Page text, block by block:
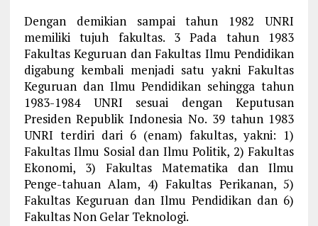
Dengan demikian sampai tahun 1982 UNRI
memiliki tujuh fakultas. 3 Pada tahun 1983
Fakultas Keguruan dan Fakultas Ilmu Pendidikan
digabung kembali menjadi satu yakni Fakultas
Keguruan dan Ilmu Pendidikan sehingga tahun
1983-1984 UNRI sesuai dengan Keputusan
Presiden Republik Indonesia No. 39 tahun 1983
UNRI terdiri dari 6 (enam) fakultas, yakni: 1)
Fakultas Ilmu Sosial dan Ilmu Politik, 2) Fakultas
Ekonomi, 3) Fakultas Matematika dan Ilmu
Penge-tahuan Alam, 4) Fakultas Perikanan, 5)
Fakultas Keguruan dan Ilmu Pendidikan dan 6)
Fakultas Non Gelar Teknologi.